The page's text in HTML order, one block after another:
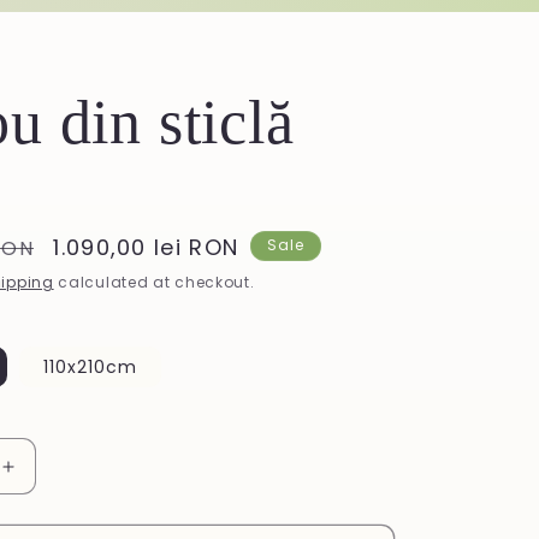
din sticlă
Sale
price
1.090,00 lei RON
Sale
calculated at checkout.
110x210cm
Increase
quantity
for